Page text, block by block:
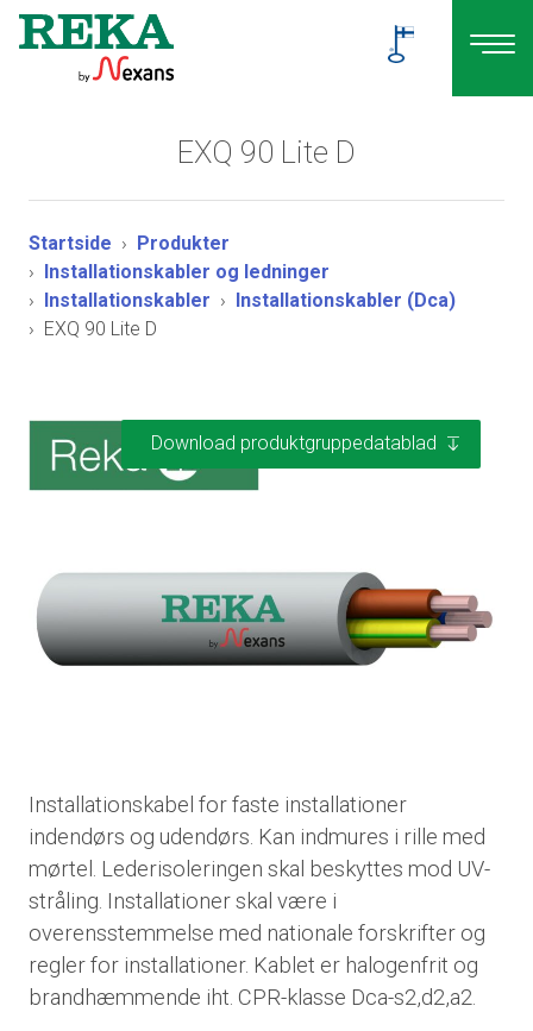
EXQ 90 Lite D
Startside
Produkter
Installationskabler og ledninger
Installationskabler
Installationskabler (Dca)
EXQ 90 Lite D
Download produktgruppedatablad
Installationskabel for faste installationer
indendørs og udendørs. Kan indmures i rille med
mørtel. Lederisoleringen skal beskyttes mod UV-
stråling. Installationer skal være i
overensstemmelse med nationale forskrifter og
regler for installationer. Kablet er halogenfrit og
brandhæmmende iht. CPR-klasse Dca-s2,d2,a2.